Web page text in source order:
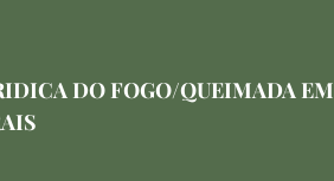
DO FOGO/QUEIMADA EM